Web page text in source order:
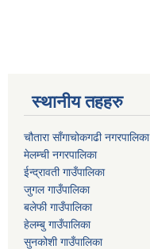
स्थानीय तहहरु
चौतारा साँगाचोकगढी नगरपालिका
मेलम्ची नगरपालिका
ईन्द्रावती गाउँपालिका
जुगल गाउँपालिका
बलेफी गाउँपालिका
हेलम्बु गाउँपालिका
सुनकोशी गाउँपालिका